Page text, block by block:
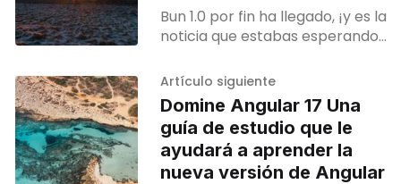
Bun 1.0 por fin ha llegado, ¡y es la
noticia que estabas esperando!
TypeScript, este es tu billete
para un viaje de desarrollo más
rápido, más simple y más
divertido.
Artículo siguiente
Domine Angular 17 Una
guía de estudio que le
ayudará a aprender la
nueva versión de Angular